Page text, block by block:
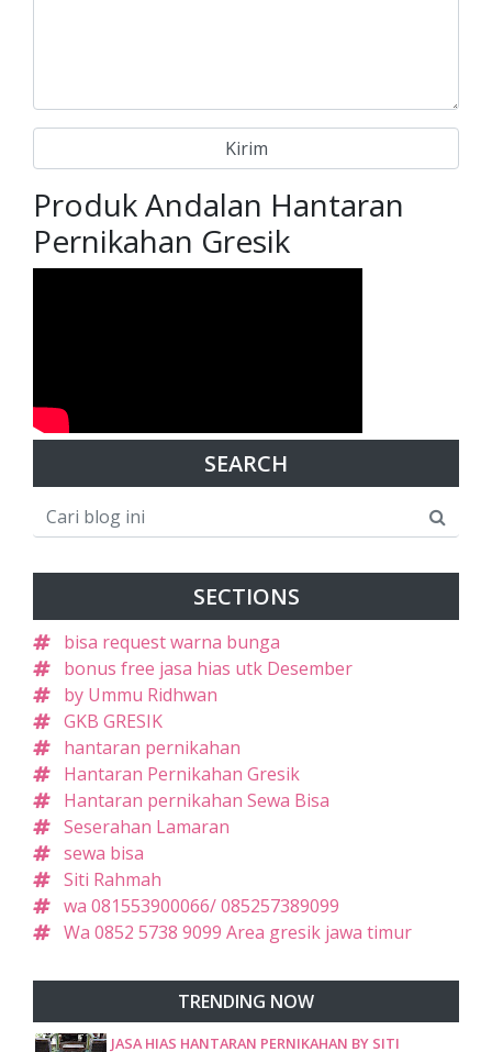
Produk Andalan Hantaran
Pernikahan Gresik
SEARCH
SECTIONS
bisa request warna bunga
bonus free jasa hias utk Desember
by Ummu Ridhwan
GKB GRESIK
hantaran pernikahan
Hantaran Pernikahan Gresik
Hantaran pernikahan Sewa Bisa
Seserahan Lamaran
sewa bisa
Siti Rahmah
wa 081553900066/ 085257389099
Wa 0852 5738 9099 Area gresik jawa timur
TRENDING NOW
JASA HIAS HANTARAN PERNIKAHAN BY SITI